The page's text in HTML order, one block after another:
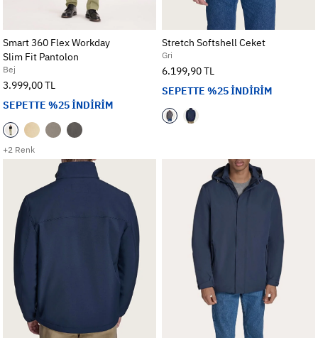
+2 Renk
Smart 360 Flex Workday
Slim Fit Pantolon
Bej
3.999,00 TL
SEPETTE %25 İNDİRİM
Stretch Softshell Ceket
Gri
6.199,90 TL
SEPETTE %25 İNDİRİM